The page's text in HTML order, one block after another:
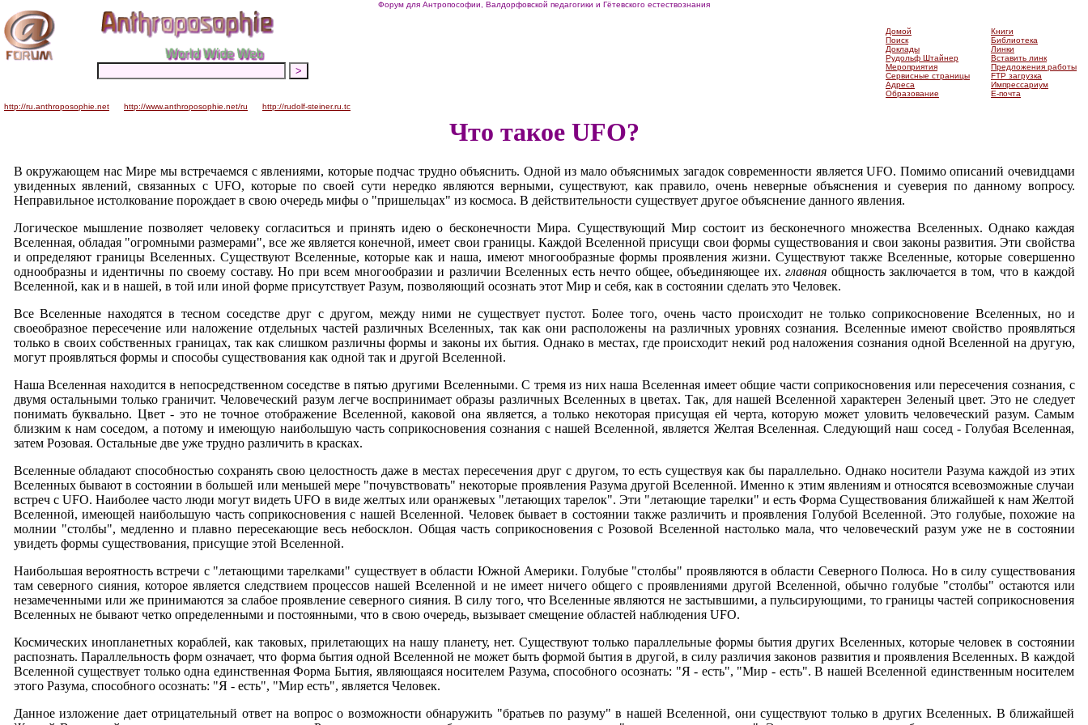
Форум для Антропософии, Валдорфовской педагогики и Гётевского естествознания
Домой
Поиск
Доклады
Рудольф Штайнер
Мероприятия
Сервисные страницы
Адреса
Образование
Книги
Библиотека
Линки
Вставить линк
Предложения работы
FTP загрузка
Импрессариум
Е-почта
http://ru.anthroposophie.net
http://www.anthroposophie.net/ru http://rudolf-steiner.ru.tc
Что такое UFO?
В окружающем нас Мире мы встречаемся с явлениями, которые подчас трудно объяснить. Одной из мало объяснимых загадок современности является UFO. Помимо описаний очевидцами
увиденных явлений, связанных сUFO, которые по своей сути нередко являются верными, существуют, как правило, очень неверные объяснения и суеверия по данному вопросу.
Неправильное истолкование порождает в свою очередь мифы о "пришельцах" из космоса. В действительности существует другое объяснение данного явления.
Логическое мышление позволяет человеку согласиться и принять идею о бесконечности Мира. Существующий Мир состоит из бесконечного множества Вселенных. Однако каждая
Вселенная, обладая "огромными размерами", все же является конечной, имеет свои границы. Каждой Вселенной присущи свои формы существования и свои законы развития. Эти свойства
и определяют границы Вселенных. Существуют Вселенные, которые как и наша, имеют многообразные формы проявления жизни. Существуют также Вселенные, которые совершенно
однообразны и идентичны по своему составу.Но при всем многообразии и различии Вселенных есть нечто общее, объединяющее их.главная общность заключается в том, что в каждой
Вселенной, как и в нашей, в той или иной форме присутствует Разум, позволяющий осознать этот Мир и себя, как в состоянии сделать это Человек.
Все Вселенные находятся в тесном соседстве друг с другом, между ними не существует пустот. Более того, очень часто происходит не только соприкосновение Вселенных, но и
своеобразное пересечение или наложение отдельных частей различных Вселенных, так как они расположены на различных уровнях сознания. Вселенные имеют свойство проявляться
только в своих собственных границах, так как слишком различны формы и законы их бытия. Однако в местах, где происходит некий род наложения сознания одной Вселенной на другую,
могут проявляться формы и способы существования как одной так и другой Вселенной.
Наша Вселенная находится в непосредственном соседстве в пятью другими Вселенными. С тремя из них наша Вселенная имеет общие части соприкосновения или пересечения сознания, с
двумя остальными только граничит. Человеческий разум легче воспринимает образы различных Вселенных в цветах. Так, для нашей Вселенной характерен Зеленый цвет. Это не следует
понимать буквально. Цвет - это не точное отображение Вселенной, каковой она является, а только некоторая присущая ей черта, которую может уловить человеческий разум. Самым
близким к нам соседом, а потому и имеющую наибольшую часть соприкосновения сознания с нашей Вселенной, является Желтая Вселенная. Следующий наш сосед - Голубая Вселенная,
затем Розовая. Остальные две уже трудно различить в красках.
Вселенные обладают способностью сохранять свою целостность даже в местах пересечения друг с другом, то есть существуя как бы параллельно. Однако носители Разума каждой из этих
Вселенных бывают в состоянии в большей или меньшей мере "почувствовать" некоторые проявления Разума другой Вселенной. Именно к этим явлениям и относятся всевозможные случаи
встреч с UFO. Наиболее часто люди могут видеть UFO в виде желтых или оранжевых "летающих тарелок". Эти "летающие тарелки" и есть Форма Существования ближайшей к нам Желтой
Вселенной, имеющей наибольшую часть соприкосновения с нашей Вселенной. Человек бывает в состоянии также различить и проявления Голубой Вселенной. Это голубые, похожие на
молнии "столбы", медленно и плавно пересекающие весь небосклон. Общая часть соприкосновения с Розовой Вселенной настолько мала, что человеческий разум уже не в состоянии
увидеть формы существования, присущие этой Вселенной.
Наибольшая вероятность встречи с "летающими тарелками" существует в области Южной Америки. Голубые "столбы" проявляются в области Северного Полюса. Но в силу существования
там северного сияния, которое является следствием процессов нашей Вселенной и не имеет ничего общего с проявлениями другой Вселенной, обычно голубые "столбы" остаются или
незамеченными или же принимаются за слабое проявление северного сияния. В силу того, что Вселенные являются не застывшими, а пульсирующими, то границы частей соприкосновения
Вселенных не бывают четко определенными и постоянными, что в свою очередь, вызывает смещение областей наблюдения UFO.
Космических инопланетных кораблей, как таковых, прилетающих на нашу планету, нет. Существуют только параллельные формы бытия других Вселенных, которые человек в состоянии
распознать. Параллельность форм означает, что форма бытия одной Вселенной не может быть формой бытия в другой, в силу различия законов развития и проявления Вселенных. В каждой
Вселенной существует только одна единственная Форма Бытия, являющаяся носителем Разума, способного осознать: "Я - есть", "Мир - есть". В нашей Вселенной единственным носителем
этого Разума, способного осознать: "Я - есть", "Мир есть", является Человек.
Данное изложение дает отрицательный ответ на вопрос о возможности обнаружить "братьев по разуму" в нашей Вселенной, они существуют только в других Вселенных. В ближайшей